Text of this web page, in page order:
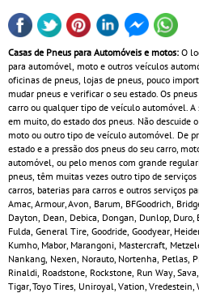
Casas de Pneus para Automóveis e motos: O
para automóvel, moto e outros veículos
oficinas de pneus, lojas de pneus, pouco
mudar pneus e verificar o seu estado. Os
carro ou qualquer tipo de veículo automóvel.
em muito, do estado dos pneus. Não descuide
moto ou outro tipo de veículo automóvel. De
estado e a pressão dos pneus do seu carro,
automóvel, ou pelo menos com grande
pneus, têm muitas vezes outro tipo de
carros, baterias para carros e outros serviços
Amac, Armour, Avon, Barum, BFGoodrich,
Dayton, Dean, Debica, Dongan, Dunlop, Duro,
Fulda, General Tire, Goodride, Goodyear,
Kumho, Mabor, Marangoni, Mastercraft,
Nankang, Nexen, Norauto, Nortenha, Petlas,
Rinaldi, Roadstone, Rockstone, Run Way,
Tigar, Toyo Tires, Uniroyal, Vation, Vredestein,